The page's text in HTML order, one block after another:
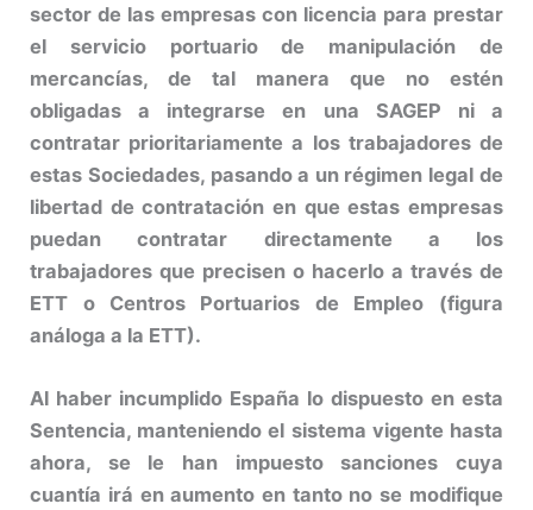
sector de las empresas con licencia para prestar
el servicio portuario de manipulación de
mercancías, de tal manera que no estén
obligadas a integrarse en una SAGEP ni a
contratar prioritariamente a los trabajadores de
estas Sociedades, pasando a un régimen legal de
libertad de contratación en que estas empresas
puedan contratar directamente a los
trabajadores que precisen o hacerlo a través de
ETT o Centros Portuarios de Empleo (figura
análoga a la ETT).
Al haber incumplido España lo dispuesto en esta
Sentencia, manteniendo el sistema vigente hasta
ahora, se le han impuesto sanciones cuya
cuantía irá en aumento en tanto no se modifique